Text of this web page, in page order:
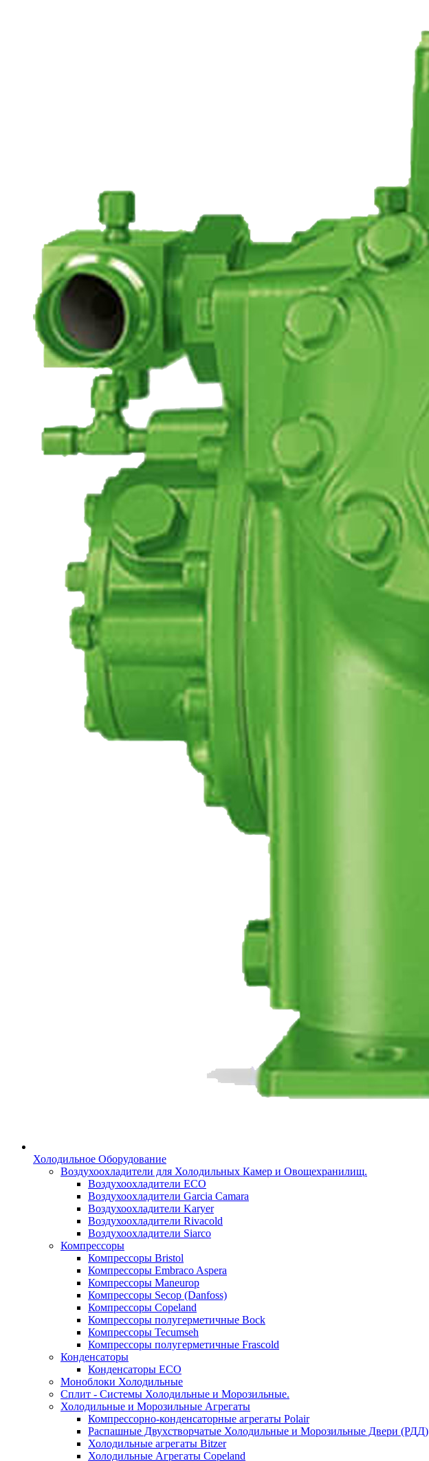
Холодильное Оборудование
Воздухоохладители для Холодильных Камер и Овощехранилищ.
Воздухоохладители ECO
Воздухоохладители Garcia Camara
Воздухоохладители Karyer
Воздухоохладители Rivacold
Воздухоохладители Siarco
Компрессоры
Компрессоры Bristol
Компрессоры Embraco Aspera
Компрессоры Maneurop
Компрессоры Secop (Danfoss)
Компрессоры Copeland
Компрессоры полугерметичные Bock
Компрессоры Tecumseh
Компрессоры полугерметичные Frascold
Конденсаторы
Конденсаторы ECO
Моноблоки Холодильные
Сплит - Системы Холодильные и Морозильные.
Холодильные и Морозильные Агрегаты
Компрессорно-конденсаторные агрегаты Polair
Распашные Двухстворчатые Холодильные и Морозильные Двери (РДД)
Холодильные агрегаты Bitzer
Холодильные Агрегаты Copeland